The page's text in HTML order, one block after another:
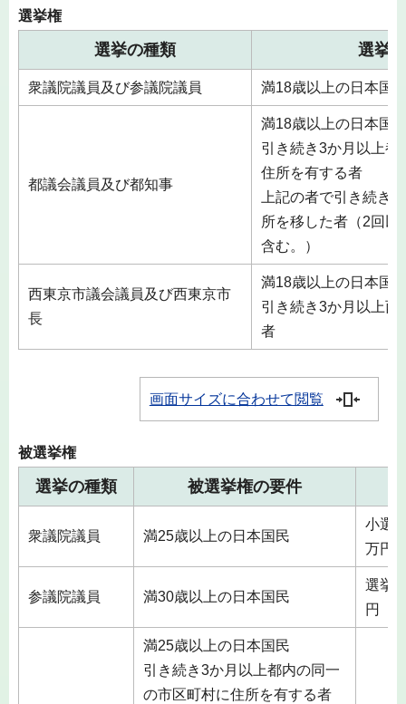
選挙権
選挙の種類 選挙
衆議院議員及び参議院議員 満18歳以上の日本国
都議会議員及び都知事
満18歳以上の日本国
引き続き3か月以上都
住所を有する者
上記の者で引き続き
所を移した者（2回
含む。）
西東京市議会議員及び西東京市
長
満18歳以上の日本国
引き続き3か月以上西
者
画面サイズに合わせて閲覧
被選挙権
選挙の種類 被選挙権の要件
衆議院議員 満25歳以上の日本国民
小選
万円
参議院議員 満30歳以上の日本国民
選挙
円
満25歳以上の日本国民
引き続き3か月以上都内の同一
の市区町村に住所を有する者